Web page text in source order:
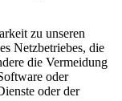
zu unseren
Netzbetriebes, die
die Vermeidung
oder
oder der